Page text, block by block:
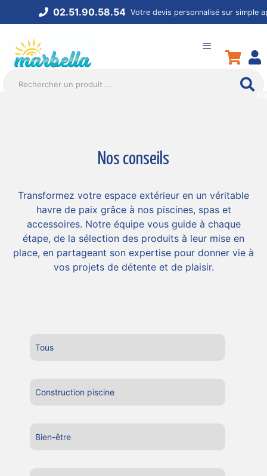
02.51.90.58.54 Votre devis personnalisé sur simple
Nos conseils
Transformez votre espace extérieur en un véritable
havre de paix grâce à nos piscines, spas et
accessoires. Notre équipe vous guide à chaque
étape, de la sélection des produits à leur mise en
place, en partageant son expertise pour donner vie à
vos projets de détente et de plaisir.
Tous
Construction piscine
Bien-être
≡